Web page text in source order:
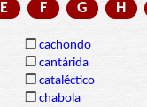
E F G H
❒ cachondo
❒ cantárida
❒ cataléctico
❒ chabola